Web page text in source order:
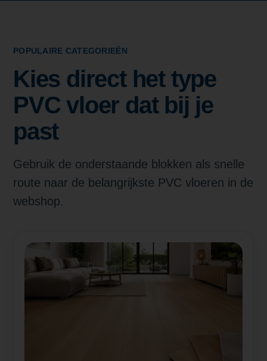
POPULAIRE CATEGORIEËN
Kies direct het type
PVC vloer dat bij je
past
Gebruik de onderstaande blokken als snelle
route naar de belangrijkste PVC vloeren in de
webshop.